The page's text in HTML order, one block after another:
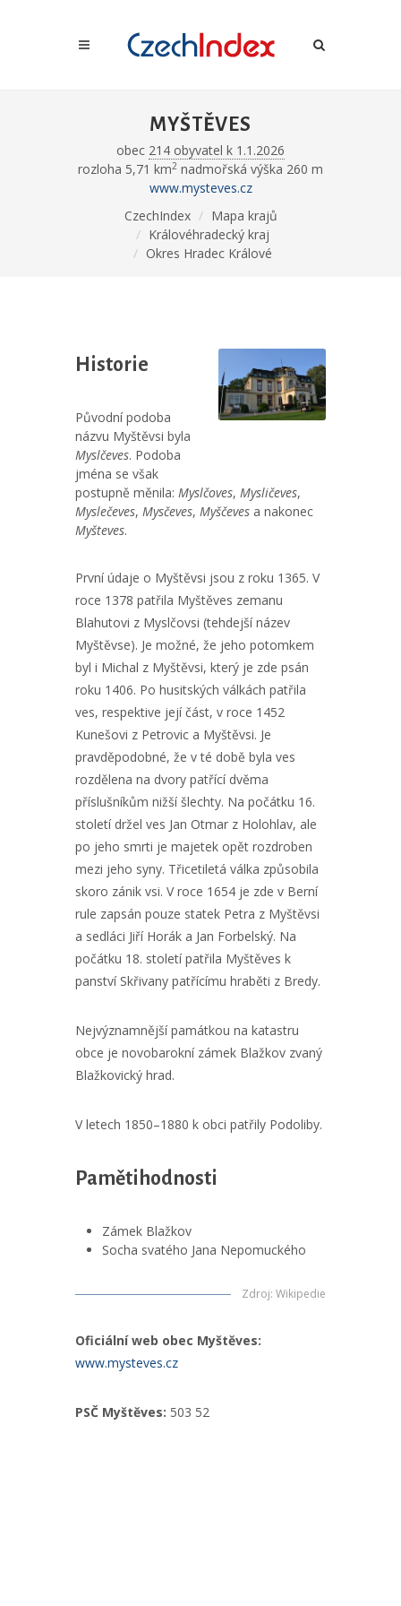
MYŠTĚVES
obec 214 obyvatel k 1.1.2026
rozloha 5,71 km2 nadmořská výška 260 m
www.mysteves.cz
CzechIndex
Mapa krajů
Královéhradecký kraj
Okres Hradec Králové
Historie
Původní podoba
názvu Myštěvsi byla
Myslčeves. Podoba
jména se však
postupně měnila: Myslčoves, Mysličeves,
Myslečeves, Mysčeves, Myščeves a nakonec
Myšteves.
První údaje o Myštěvsi jsou z roku 1365. V
roce 1378 patřila Myštěves zemanu
Blahutovi z Myslčovsi (tehdejší název
Myštěvse). Je možné, že jeho potomkem
byl i Michal z Myštěvsi, který je zde psán
roku 1406. Po husitských válkách patřila
ves, respektive její část, v roce 1452
Kunešovi z Petrovic a Myštěvsi. Je
pravděpodobné, že v té době byla ves
rozdělena na dvory patřící dvěma
příslušníkům nižší šlechty. Na počátku 16.
století držel ves Jan Otmar z Holohlav, ale
po jeho smrti je majetek opět rozdroben
mezi jeho syny. Třicetiletá válka způsobila
skoro zánik vsi. V roce 1654 je zde v Berní
rule zapsán pouze statek Petra z Myštěvsi
a sedláci Jiří Horák a Jan Forbelský. Na
počátku 18. století patřila Myštěves k
panství Skřivany patřícímu hraběti z Bredy.
Nejvýznamnější památkou na katastru
obce je novobarokní zámek Blažkov zvaný
Blažkovický hrad.
V letech 1850–1880 k obci patřily Podoliby.
Pamětihodnosti
Zámek Blažkov
Socha svatého Jana Nepomuckého
Zdroj: Wikipedie
Oficiální web obec Myštěves:
www.mysteves.cz
PSČ Myštěves: 503 52